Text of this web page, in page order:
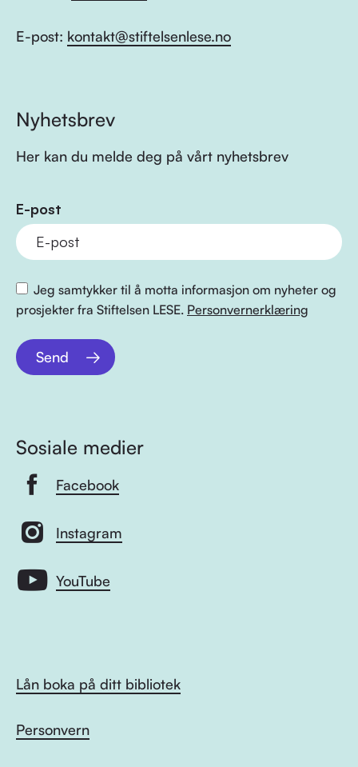
E-post: kontakt@stiftelsenlese.no
Nyhetsbrev
Her kan du melde deg på vårt nyhetsbrev
E-post
Jeg samtykker til å motta informasjon om nyheter og
prosjekter fra Stiftelsen LESE. Personvernerklæring
Send
Sosiale medier
Facebook
Instagram
YouTube
Lån boka på ditt bibliotek
Personvern